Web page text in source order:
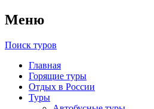
Меню
Поиск туров
Главная
Горящие туры
Отдых в России
Туры